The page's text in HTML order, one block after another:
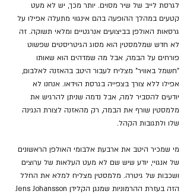
לגרסת לייב של שיר מסוים. יותר מכך, יש לא מעט
קטעים במהלך ההופעה בהם אינגווי מתעלה אפילו על
גרסאות האולפן בביצועים אנרגטיים ומלאי תשוקה. זה
לא חדש שמלמסטין הוא מסוג הגיטריסטים שפשוט
פורחים על הבמה, אבל מה שמדהים הוא שאותו
"חשמל באוויר" מצליח לעבור היטב בהאזנה לאלבום,
אפילו ללא צורך בצפייה בגרסת הוידאו. אנחנו לא
יודעים להסביר למה, אבל נדמה שניתן להרגיש את
מלמסטין שורף את הבמה, רק מהאזנה לצורת הנגינה
שלו ולתגובות הקהל.
מי שמכיר היטב את ארבעת אלבומי האולפן הראשונים
של אנגויי, יודע שיש שם לא מעט העלאות של ערוצים
ושכבות של גיטרה. מלמסטין מצליח למלא את החלל